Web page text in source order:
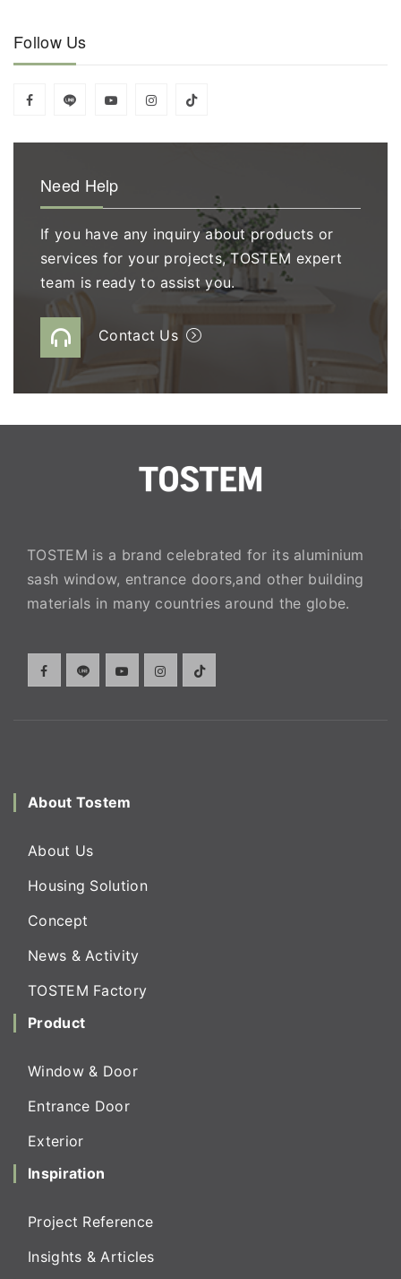
Follow Us
Need Help
If you have any inquiry about products or
services for your projects, TOSTEM expert
team is ready to assist you.
Contact Us
TOSTEM is a brand celebrated for its aluminium
sash window, entrance doors,and other building
materials in many countries around the globe.
About Tostem
About Us
Housing Solution
Concept
News & Activity
TOSTEM Factory
Product
Window & Door
Entrance Door
Exterior
Inspiration
Project Reference
Insights & Articles